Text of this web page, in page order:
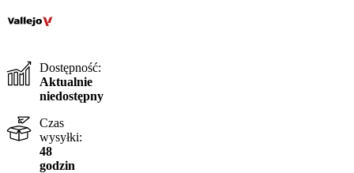
Dostępność:
Aktualnie
niedostępny
Czas
wysyłki:
48
godzin